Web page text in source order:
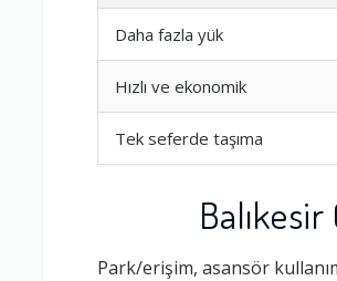
Daha fazla yük
Hızlı ve ekonomik
Tek seferde taşıma
Park/erişim, asansör